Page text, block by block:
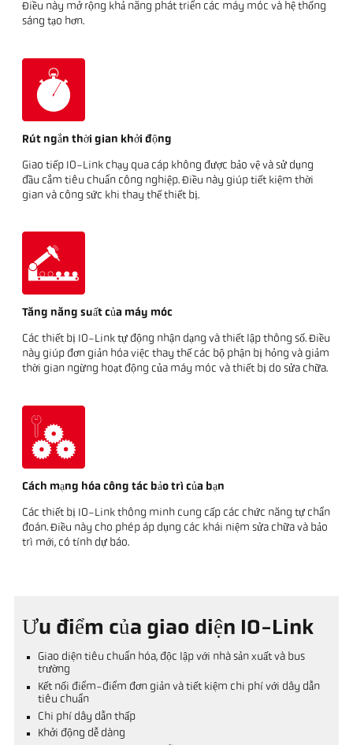
Điều này mở rộng khả năng phát triển các máy móc và hệ thống
sáng tạo hơn.
Rút ngắn thời gian khởi động
Giao tiếp IO-Link chạy qua cáp không được bảo vệ và sử dụng
đầu cắm tiêu chuẩn công nghiệp. Điều này giúp tiết kiệm thời
gian và công sức khi thay thế thiết bị.
Tăng năng suất của máy móc
Các thiết bị IO-Link tự động nhận dạng và thiết lập thông số. Điều
này giúp đơn giản hóa việc thay thế các bộ phận bị hỏng và giảm
thời gian ngừng hoạt động của máy móc và thiết bị do sửa chữa.
Cách mạng hóa công tác bảo trì của bạn
Các thiết bị IO-Link thông minh cung cấp các chức năng tự chẩn
đoán. Điều này cho phép áp dụng các khái niệm sửa chữa và bảo
trì mới, có tính dự báo.
Ưu điểm của giao diện IO-Link
Giao diện tiêu chuẩn hóa, độc lập với nhà sản xuất và bus
trường
Kết nối điểm-điểm đơn giản và tiết kiệm chi phí với dây dẫn
tiêu chuẩn
Chi phí dây dẫn thấp
Khởi động dễ dàng